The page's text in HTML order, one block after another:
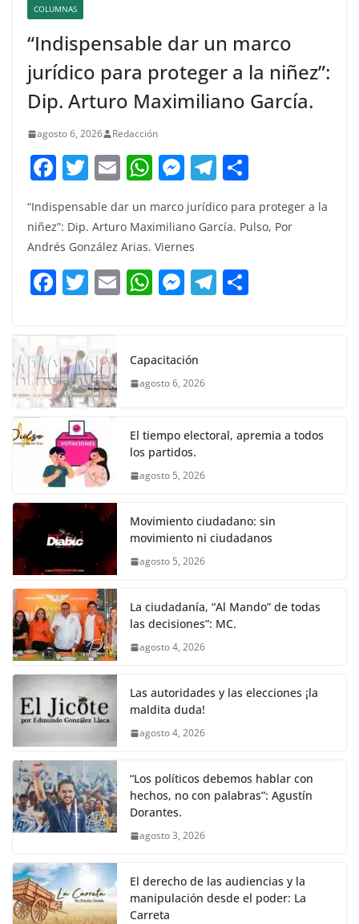
COLUMNAS
“Indispensable dar un marco
jurídico para proteger a la niñez”:
Dip. Arturo Maximiliano García.
agosto 6, 2026 Redacción
F
c
e
b
o
k
T
w
itt
er
E
ai
l
W
at
s
A
p
M
e
ss
e
n
g
T
e
a
m
m
“Indispensable dar un marco jurídico para proteger a la
niñez”: Dip. Arturo Maximiliano García. Pulso, Por
Andrés González Arias. Viernes
F
c
e
b
o
o
k
T
itt
er
E W
s
A
p
M
e
n
er
T
Capacitación
agosto 6, 2026
El tiempo electoral, apremia a todos
los partidos.
agosto 5, 2026
Movimiento ciudadano: sin
movimiento ni ciudadanos
agosto 5, 2026
La ciudadanía, “Al Mando” de todas
las decisiones”: MC.
agosto 4, 2026
Las autoridades y las elecciones ¡la
maldita duda!
agosto 4, 2026
“Los políticos debemos hablar con
hechos, no con palabras”: Agustín
Dorantes.
agosto 3, 2026
El derecho de las audiencias y la
manipulación desde el poder: La
Carreta